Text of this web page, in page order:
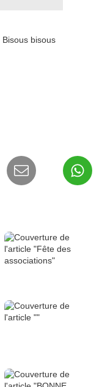
bisous